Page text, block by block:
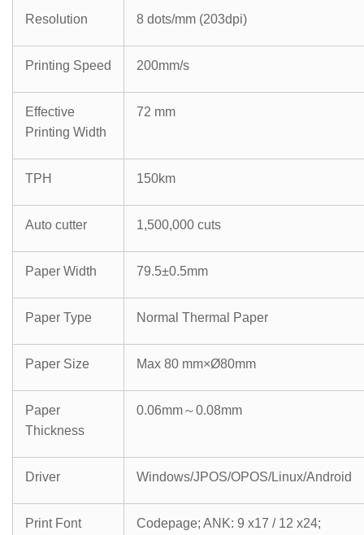
Resolution 8 dots/mm (203dpi)
Printing Speed 200mm/s
Effective
Printing Width
72 mm
TPH 150km
Auto cutter 1,500,000 cuts
Paper Width 79.5±0.5mm
Paper Type Normal Thermal Paper
Paper Size Max 80 mm×Ø80mm
Paper
Thickness
0.06mm～0.08mm
Driver Windows/JPOS/OPOS/Linux/Android
Print Font Codepage; ANK: 9 x17 / 12 x24;